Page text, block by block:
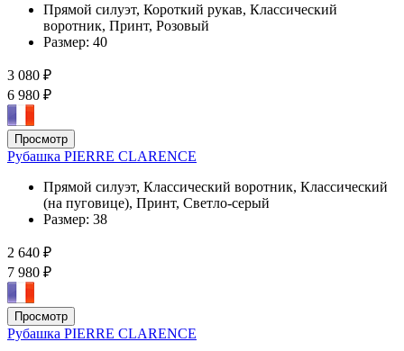
Прямой силуэт, Короткий рукав, Классический
воротник, Принт, Розовый
Размер: 40
3 080 ₽
6 980 ₽
Просмотр
Рубашка PIERRE CLARENCE
Прямой силуэт, Классический воротник, Классический
(на пуговице), Принт, Светло-серый
Размер: 38
2 640 ₽
7 980 ₽
Просмотр
Рубашка PIERRE CLARENCE